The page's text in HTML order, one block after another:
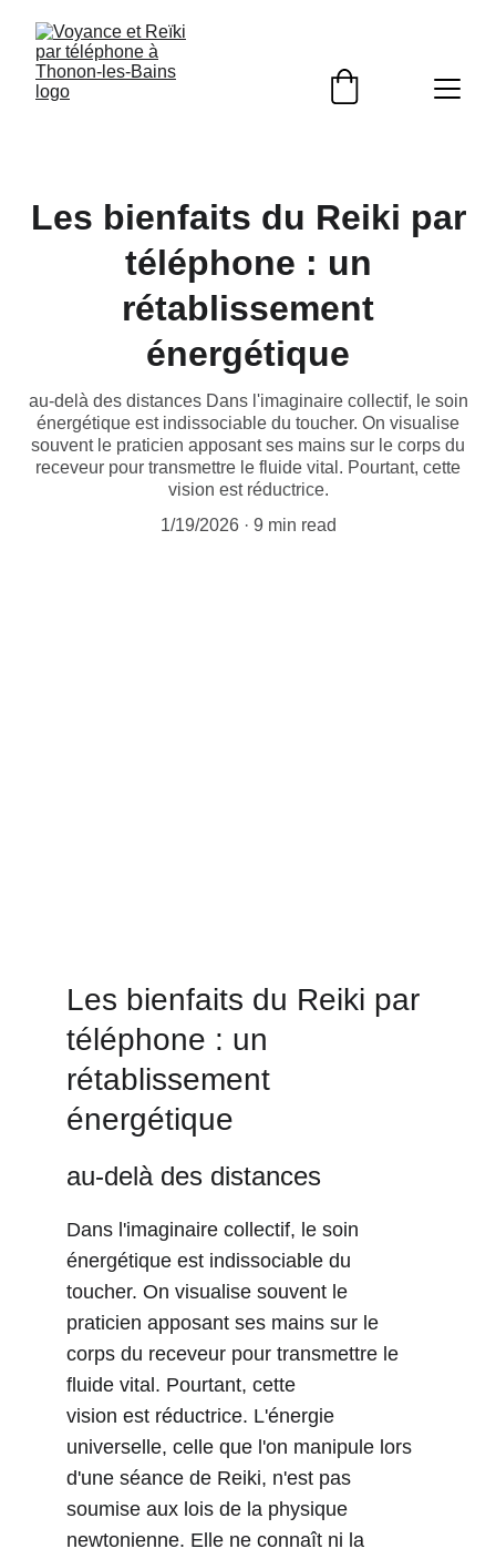
Les bienfaits du Reiki par
téléphone : un
rétablissement
énergétique
au-delà des distances Dans l'imaginaire collectif, le soin
énergétique est indissociable du toucher. On visualise
souvent le praticien apposant ses mains sur le corps du
receveur pour transmettre le fluide vital. Pourtant, cette
vision est réductrice.
1/19/2026
9 min read
Les bienfaits du Reiki par
téléphone : un
rétablissement
énergétique
au-delà des distances
Dans l'imaginaire collectif, le soin
énergétique est indissociable du
toucher. On visualise souvent le
praticien apposant ses mains sur le
corps du receveur pour transmettre le
fluide vital. Pourtant, cette
vision est réductrice. L'énergie
universelle, celle que l'on manipule lors
d'une séance de Reiki, n'est pas
soumise aux lois de la physique
newtonienne. Elle ne connaît ni la